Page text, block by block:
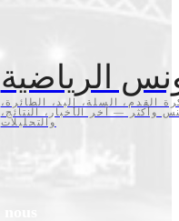
الرياضية
القدم، السلة، اليد، الطائرة،
وأكثر — آخر الأخبار، النتائج،
والتحليلات